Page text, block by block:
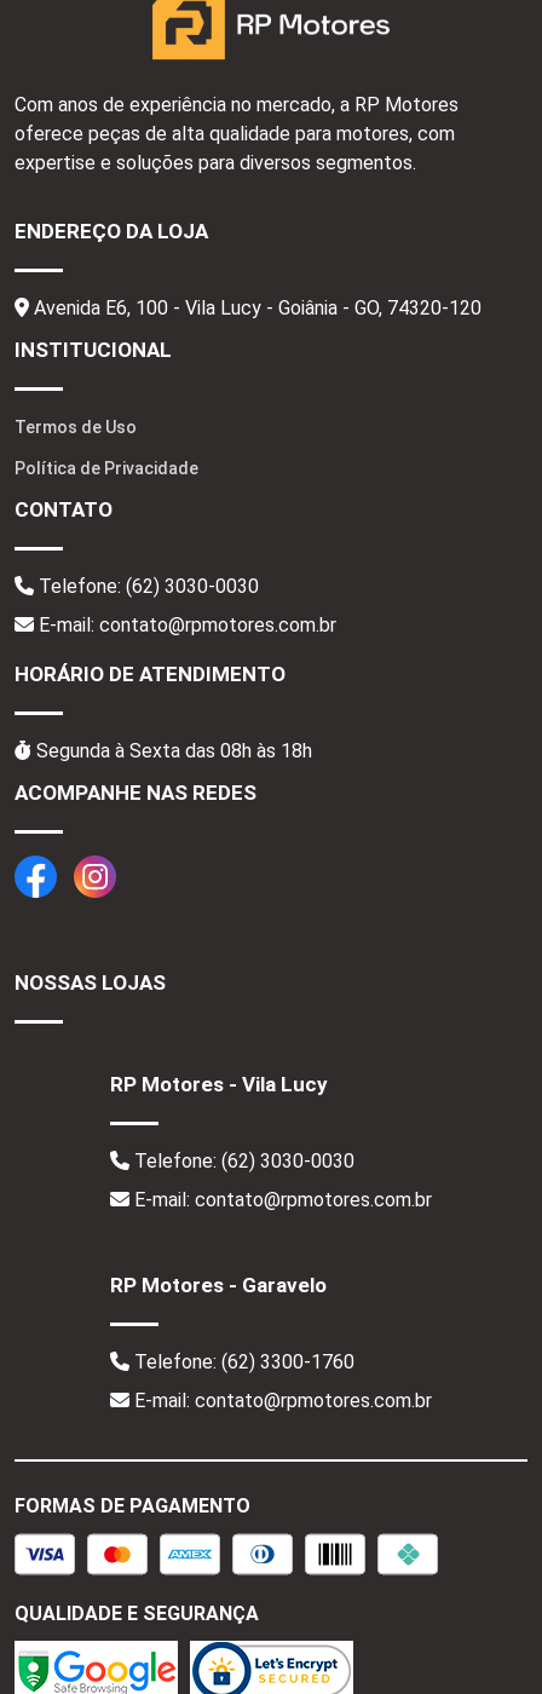
Com anos de experiência no mercado, a RP Motores
oferece peças de alta qualidade para motores, com
expertise e soluções para diversos segmentos.
ENDEREÇO DA LOJA
Avenida E6, 100 - Vila Lucy - Goiânia - GO, 74320-120
INSTITUCIONAL
Termos de Uso
Política de Privacidade
CONTATO
Telefone: (62) 3030-0030
E-mail: contato@rpmotores.com.br
HORÁRIO DE ATENDIMENTO
Segunda à Sexta das 08h às 18h
ACOMPANHE NAS REDES
NOSSAS LOJAS
RP Motores - Vila Lucy
Telefone: (62) 3030-0030
E-mail: contato@rpmotores.com.br
RP Motores - Garavelo
Telefone: (62) 3300-1760
E-mail: contato@rpmotores.com.br
FORMAS DE PAGAMENTO
QUALIDADE E SEGURANÇA